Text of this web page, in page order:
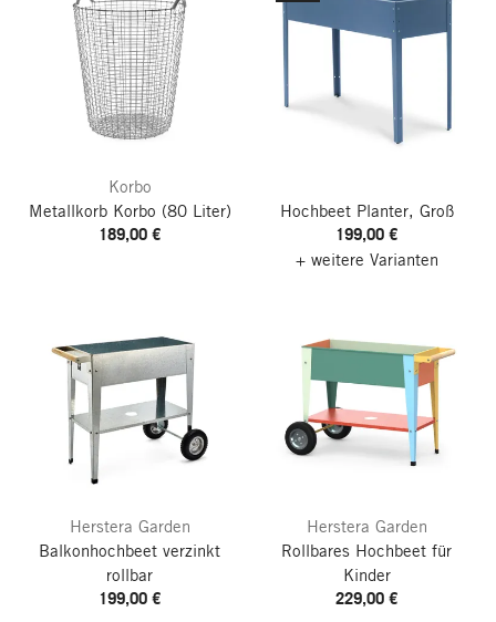
Korbo
Metallkorb Korbo (80 Liter)
189,00 €
Hochbeet Planter, Groß
199,00 €
+ weitere Varianten
Herstera Garden
Balkonhochbeet verzinkt
rollbar
199,00 €
Herstera Garden
Rollbares Hochbeet für
Kinder
229,00 €